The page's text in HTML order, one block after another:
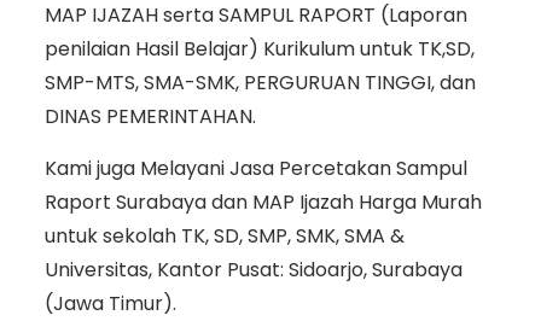
MAP IJAZAH serta SAMPUL RAPORT (Laporan
penilaian Hasil Belajar) Kurikulum untuk TK,SD,
SMP-MTS, SMA-SMK, PERGURUAN TINGGI, dan
DINAS PEMERINTAHAN.
Kami juga Melayani Jasa Percetakan Sampul
Raport Surabaya dan MAP Ijazah Harga Murah
untuk sekolah TK, SD, SMP, SMK, SMA &
Universitas, Kantor Pusat: Sidoarjo, Surabaya
(Jawa Timur).